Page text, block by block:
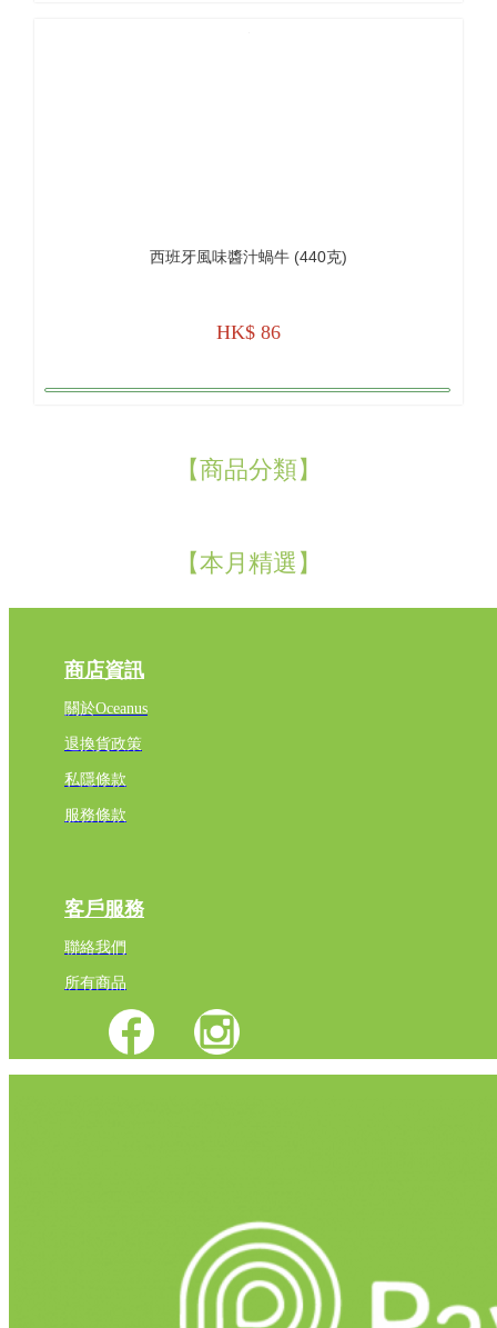
西班牙風味醬汁蝸牛 (440克)
HK$ 86
【商品分類】
【本月精選】
商店資訊
關於Oceanus
退換貨政策
私隱條款
服務條款
客戶服務
聯絡我們
所有商品